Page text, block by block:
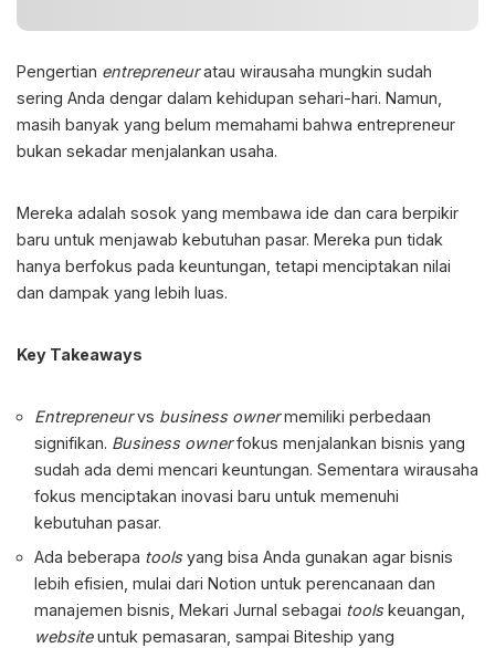
Pengertian entrepreneuratau wirausaha mungkin sudah
sering Anda dengar dalam kehidupan sehari-hari. Namun,
masih banyak yang belum memahami bahwa entrepreneur
bukan sekadar menjalankan usaha.
Mereka adalah sosok yang membawa ide dan cara berpikir
baru untuk menjawab kebutuhan pasar. Mereka pun tidak
hanya berfokus pada keuntungan, tetapi menciptakan nilai
dan dampak yang lebih luas.
Key Takeaways
Entrepreneurvs business ownermemiliki perbedaan
signifikan. Business ownerfokus menjalankan bisnis yang
sudah ada demi mencari keuntungan. Sementara wirausaha
fokus menciptakan inovasi baru untuk memenuhi
kebutuhan pasar.
Ada beberapa toolsyang bisa Anda gunakan agar bisnis
lebih efisien, mulai dari Notion untuk perencanaan dan
manajemen bisnis, Mekari Jurnal sebagai toolskeuangan,
websiteuntuk pemasaran, sampai Biteship yang